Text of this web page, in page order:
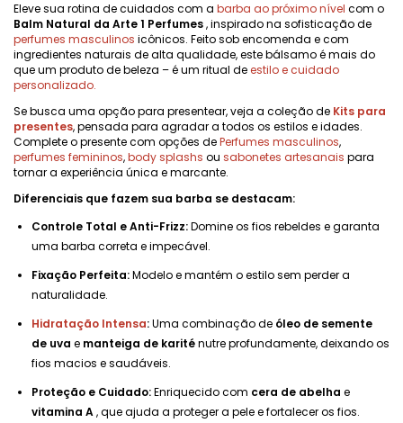
Eleve sua rotina de cuidados com a barba ao próximo nível com o
Balm Natural da Arte 1 Perfumes, inspirado na sofisticação de
perfumes masculinos icônicos. Feito sob encomenda e com
ingredientes naturais de alta qualidade, este bálsamo é mais do
que um produto de beleza – é um ritual deestilo e cuidado
personalizado.
Se busca uma opção para presentear, veja a coleção de Kits para
presentes, pensada para agradar a todos os estilos e idades.
Complete o presente com opções dePerfumes masculinos,
perfumes femininos,body splashs ou sabonetes artesanais para
tornar a experiência única e marcante.
Diferenciais que fazem sua barba se destacam:
Controle Total e Anti-Frizz:Domine os fios rebeldes e garanta
uma barba correta e impecável.
Fixação Perfeita:Modelo e mantém o estilo sem perder a
naturalidade.
Hidratação Intensa:Uma combinação de óleo de semente
de uva e manteiga de kariténutre profundamente, deixando os
fios macios e saudáveis.
Proteção e Cuidado:Enriquecido com cera de abelha e
vitamina A, que ajuda a proteger a pele e fortalecer os fios.